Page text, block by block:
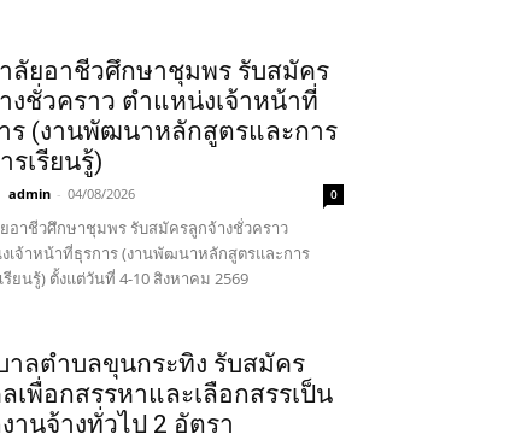
ลัยอาชีวศึกษาชุมพร รับสมัคร
งชั่วคราว ตำแหน่งเจ้าหน้าที่
ร (งานพัฒนาหลักสูตรและการ
รเรียนรู้)
admin - 04/08/2026 0
อาชีวศึกษาชุมพร รับสมัครลูกจ้างชั่วคราว
เจ้าหน้าที่ธุรการ (งานพัฒนาหลักสูตรและการ
รียนรู้) ตั้งแต่วันที่ 4-10 สิงหาคม 2569
าลตำบลขุนกระทิง รับสมัคร
เพื่อกสรรหาและเลือกสรรเป็น
านจ้างทั่วไป 2 อัตรา